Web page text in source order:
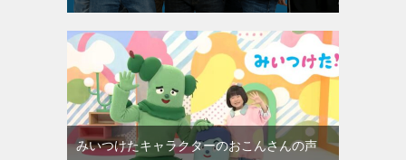
みいつけたキャラクターのおこんさんの声